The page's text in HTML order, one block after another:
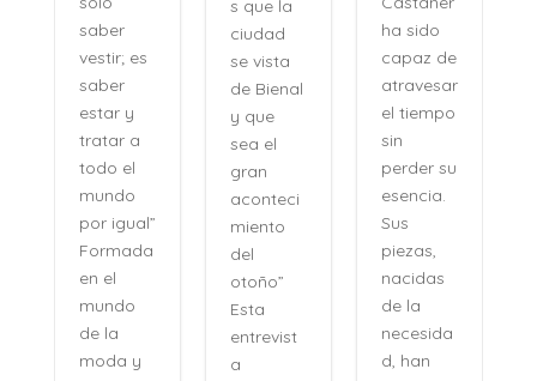
saber
vestir; es
saber
estar y
tratar a
todo el
mundo
por igual”
Formada
en el
mundo
de la
moda y
s que la
ciudad
se vista
de Bienal
y que
sea el
gran
aconteci
miento
del
otoño”
Esta
entrevist
a
ha sido
capaz de
atravesar
el tiempo
sin
perder su
esencia.
Sus
piezas,
nacidas
de la
necesida
d, han